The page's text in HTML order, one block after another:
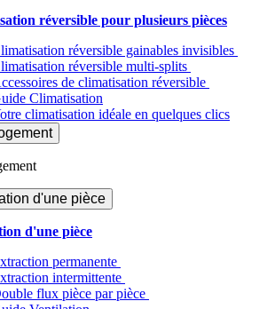
réversible pour plusieurs pièces
réversible gainables invisibles
réversible multi-splits
de climatisation réversible
Climatisation
climatisation idéale en quelques clics
d'une pièce
d'une pièce
permanente
intermittente
flux pièce par pièce